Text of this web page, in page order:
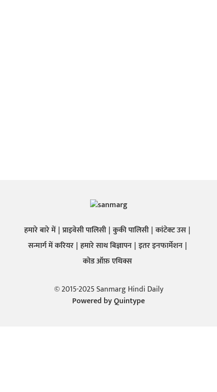
हमारे बारे में प्राइवेसी पालिसी कुकी पालिसी कांटेक्ट उस
सन्मार्ग में करियर हमारे साथ बिज्ञापन इतर इनफार्मेशन
कोड ऑफ़ एथिक्स
© 2015-2025 Sanmarg Hindi Daily
Powered byQuintype